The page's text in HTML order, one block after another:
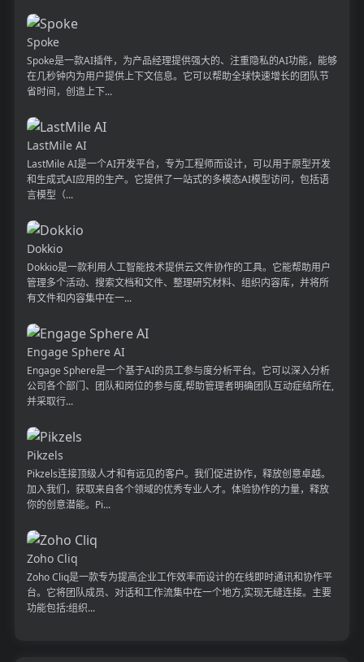
Spoke
Spoke是一款AI插件，为产品经理提供强大的、注重隐私的AI功能，能够
在几秒钟内为用户提供上下文信息。它可以帮助全球快速增长的团队节
省时间，创造上下...
LastMile AI
LastMile AI是一个AI开发平台，专为工程师而设计，可以用于原型开发
和生成式AI应用的生产。它提供了一站式的多模态AI模型访问，包括语
言模型（...
Dokkio
Dokkio是一款利用人工智能技术提供云文件协作的工具。它能帮助用户
管理多个活动、搜索文档和文件、整理研究材料、组织内容库，并将所
有文件和内容集中在一...
Engage Sphere AI
Engage Sphere是一个基于AI的员工参与度分析平台。它可以深入分析
公司各个部门、团队和岗位的参与度,帮助管理者明确团队互动症结所在,
并采取行...
Pikzels
Pikzels连接顶级人才和有远见的客户。我们促进协作，释放创意卓越。
加入我们，获取来自各个领域的优秀专业人才。体验协作的力量，释放
你的创意潜能。Pi...
Zoho Cliq
Zoho Cliq是一款专为提高企业工作效率而设计的在线即时通讯和协作平
台。它将团队成员、对话和工作流集中在一个地方,实现无缝连接。主要
功能包括:组织...